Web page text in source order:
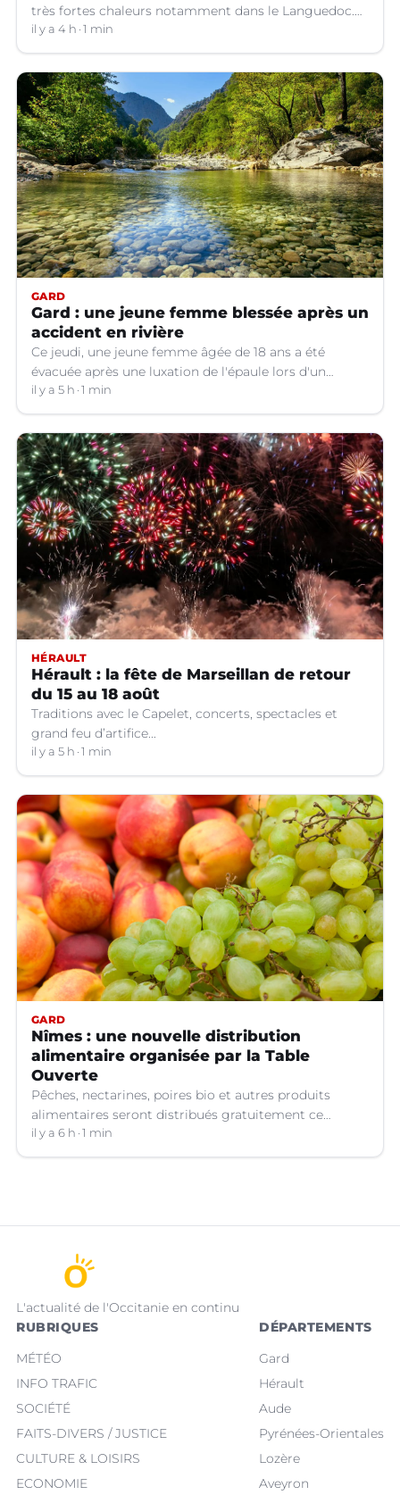
très fortes chaleurs notamment dans le Languedoc.
Jusqu’à quand ?
il y a 4 h 1 min
GARD
Gard : une jeune femme blessée après un
accident en rivière
Ce jeudi, une jeune femme âgée de 18 ans a été
évacuée après une luxation de l'épaule lors d'un
plongeon dans une rivière à Saint-André-de-
Valborgne (Gard).
il y a 5 h 1 min
HÉRAULT
Hérault : la fête de Marseillan de retour
du 15 au 18 août
Traditions avec le Capelet, concerts, spectacles et
grand feu d’artifice...
il y a 5 h 1 min
GARD
Nîmes : une nouvelle distribution
alimentaire organisée par la Table
Ouverte
Pêches, nectarines, poires bio et autres produits
alimentaires seront distribués gratuitement ce
vendredi 7 août par les bénévoles de la Table Ouverte
à Nîmes (Gard).
il y a 6 h 1 min
L'actualité de l'Occitanie en continu
RUBRIQUES
MÉTÉO
INFO TRAFIC
SOCIÉTÉ
FAITS-DIVERS / JUSTICE
CULTURE & LOISIRS
ECONOMIE
DÉPARTEMENTS
Gard
Hérault
Aude
Pyrénées-Orientales
Lozère
Aveyron